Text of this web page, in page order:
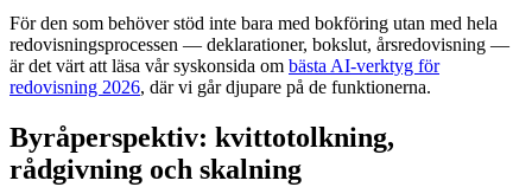
För den som behöver stöd inte bara med bokföring utan med hela
redovisningsprocessen — deklarationer, bokslut, årsredovisning —
är det värt att läsa vår syskonsida om bästa AI-verktyg för
redovisning 2026, där vi går djupare på de funktionerna.
Byråperspektiv: kvittotolkning,
rådgivning och skalning